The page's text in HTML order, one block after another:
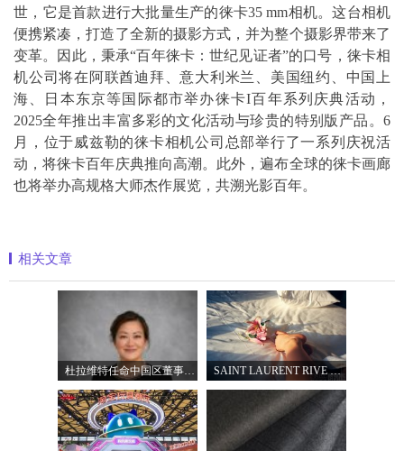
世，它是首款进行大批量生产的徕卡35 mm相机。这台相机
便携紧凑，打造了全新的摄影方式，并为整个摄影界带来了
变革。因此，秉承“百年徕卡：世纪见证者”的口号，徕卡相
机公司将在阿联酋迪拜、意大利米兰、美国纽约、中国上
海、日本东京等国际都市举办徕卡I百年系列庆典活动，
2025全年推出丰富多彩的文化活动与珍贵的特别版产品。6
月，位于威兹勒的徕卡相机公司总部举行了一系列庆祝活
动，将徕卡百年庆典推向高潮。此外，遍布全球的徕卡画廊
也将举办高规格大师杰作展览，共溯光影百年。
相关文章
杜拉维特任命中国区董事总经理杨琛女士 SAINT LAURENT RIVE DROITE圣罗兰北京右岸精品店